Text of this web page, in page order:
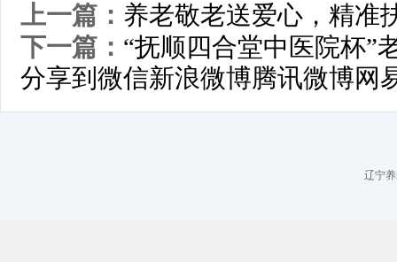
上一篇： 养老敬老送爱心，精准
下一篇： “抚顺四合堂中医院杯”
分享到 微信新浪微博腾讯微博网
辽宁